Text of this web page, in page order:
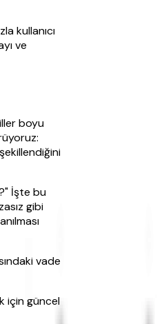
kullanıcı
ve
boyu
İşte bu
gibi
vade
için güncel